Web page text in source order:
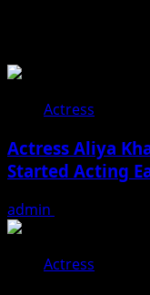
Actress
Actress Aliya
Started Acting
admin
Actress